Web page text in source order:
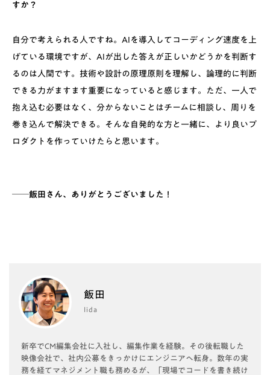
すか？
自分で考えられる人ですね。AIを導入してコーディング速度を上
げている環境ですが、AIが出した答えが正しいかどうかを判断す
るのは人間です。技術や設計の原理原則を理解し、論理的に判断
できる力がますます重要になっていると感じます。ただ、一人で
抱え込む必要はなく、分からないことはチームに相談し、周りを
巻き込んで解決できる。そんな自発的な方と一緒に、より良いプ
ロダクトを作っていけたらと思います。
──飯田さん、ありがとうございました！
飯田
Iida
新卒でCM編集会社に入社し、編集作業を経験。その後転職した
映像会社で、社内公募をきっかけにエンジニアへ転身。数年の実
務を経てマネジメント職も務めるが、「現場でコードを書き続け